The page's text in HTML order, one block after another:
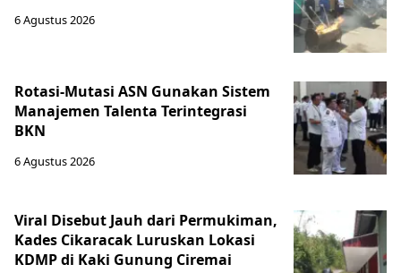
6 Agustus 2026
Rotasi-Mutasi ASN Gunakan Sistem
Manajemen Talenta Terintegrasi
BKN
6 Agustus 2026
Viral Disebut Jauh dari Permukiman,
Kades Cikaracak Luruskan Lokasi
KDMP di Kaki Gunung Ciremai